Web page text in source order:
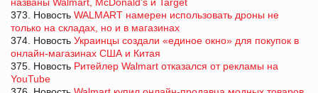
373. Новость WALMART намерен использовать дроны не
только на складах, но и в магазинах
374. Новость Украинцы создали «единое окно» для покупок в
онлайн-магазинах США и Китая
375. Новость Ритейлер Walmart отказался от рекламы на
YouTube